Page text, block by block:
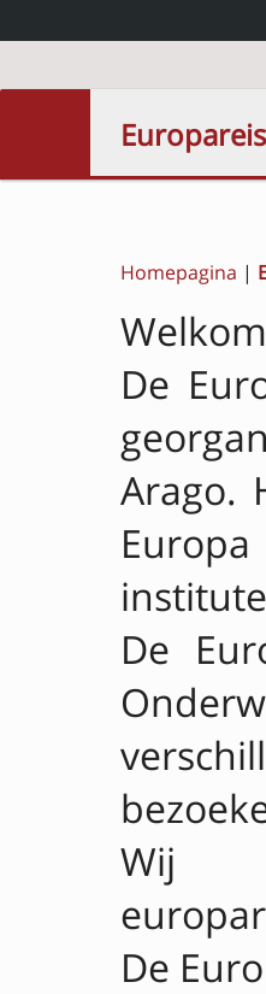
Homepagina |
De
Arago.
De
Wij
De